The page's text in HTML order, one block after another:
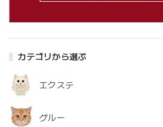
カテゴリから選ぶ
エクステ
グルー